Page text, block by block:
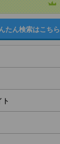
たん検索はこちら